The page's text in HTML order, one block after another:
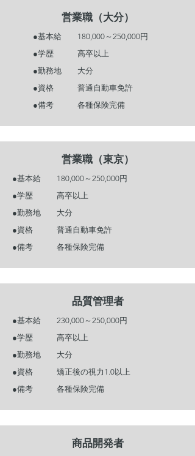
営業職（大分）
●基本給 180,000～250,000円
●学歴 高卒以上
●勤務地 大分
●資格 普通自動車免許
●備考 各種保険完備
営業職（東京）
●基本給 180,000～250,000円
●学歴 高卒以上
●勤務地 大分
●資格 普通自動車免許
●備考 各種保険完備
品質管理者
●基本給 230,000～250,000円
●学歴 高卒以上
●勤務地 大分
●資格 矯正後の視力1.0以上
●備考 各種保険完備
​商品開発者